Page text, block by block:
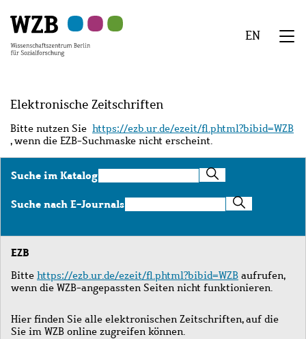
Hauptinhalt
springen
Navigation
springen
Suche
springen
Sekundärnavigation
springen
Fußzeile
springen
EN
Elektronische Zeitschriften
Bitte nutzen Sie https://ezb.ur.de/ezeit/fl.phtml?bibid=WZB
, wenn die EZB-Suchmaske nicht erscheint.
Suche im KatalogSuche
im
Katalog
Suche nach E-JournalsSuche
nach
Journals
EZB
Bitte https://ezb.ur.de/ezeit/fl.phtml?bibid=WZB aufrufen,
wenn die WZB-angepassten Seiten nicht funktionieren.
Hier finden Sie alle elektronischen Zeitschriften, auf die
Sie im WZB online zugreifen können.